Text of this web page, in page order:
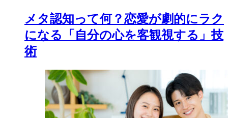
メタ認知って何？恋愛が劇的にラク
になる「自分の心を客観視する」技
術